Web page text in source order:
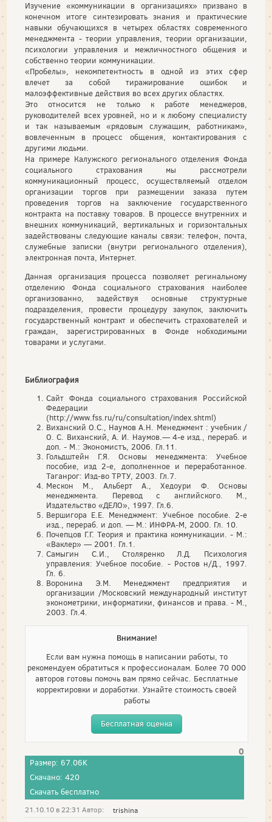
Изучение «коммуникации в организациях» призвано в
конечном итоге синтезировать знания и практические
навыки обучающихся в четырех областях современного
менеджмента - теории управления, теории организации,
психологии управления и межличностного общения и
собственно теории коммуникации.
«Пробелы», некомпетентность в одной из этих сфер
влечет за собой тиражирование ошибок и
малоэффективные действия во всех других областях.
Это относится не только к работе менеджеров,
руководителей всех уровней, но и к любому специалисту
и так называемым «рядовым служащим, работникам»,
вовлеченным в процесс общения, контактирования с
другими людьми.
На примере Калужского регионального отделения Фонда
социального страхования мы рассмотрели
коммуникационный процесс, осуществляемый отделом
организации торгов при размещении заказа путем
проведения торгов на заключение государственного
контракта на поставку товаров. В процессе внутренних и
внешних коммуникаций, вертикальных и горизонтальных
задействованы следующие каналы связи: телефон, почта,
служебные записки (внутри регионального отделения),
электронная почта, Интернет.
Данная организация процесса позволяет регинальному
отделению Фонда социального страхования наиболее
организованно, задействуя основные структурные
подразделения, провести процедуру закупок, заключить
государственный контракт и обеспечить страхователей и
граждан, зарегистрированных в Фонде нобходимыми
товарами и услугами.
Библиография
Сайт Фонда социального страхования Российской
Федерации
(http://www.fss.ru/ru/consultation/index.shtml)
Виханский О.С., Наумов А.Н. Менеджмент : учебник /
О. С. Виханский, А. И. Наумов.— 4-е изд., перераб. и
доп. - М.: Экономистъ, 2006. Гл.11.
Гольдштейн Г.Я. Основы менеджмента: Учебное
пособие, изд 2-е, дополненное и переработанное.
Таганрог: Изд-во ТРТУ, 2003. Гл.7.
Мескон М., Альберт А., Хедоури Ф. Основы
менеджмента. Перевод с английского. М.,
Издательство «ДЕЛО», 1997. Гл.6.
Вершигора Е.Е. Менеджмент: Учебное пособие. 2-е
изд., перераб. и доп. — М.: ИНФРА-М, 2000. Гл. 10.
Почепцов Г.Г. Теория и практика коммуникации. - М.:
«Ваклер» — 2001. Гл.1.
Самыгин С.И., Столяренко Л.Д. Психология
управления: Учебное пособие. - Ростов н/Д., 1997.
Гл. 6.
Воронина Э.М. Менеджмент предприятия и
организации /Московский международный институт
эконометрики, информатики, финансов и права. - М.,
2003. Гл.4.
Внимание!
Если вам нужна помощь в написании работы, то
рекомендуем обратиться к профессионалам. Более 70 000
авторов готовы помочь вам прямо сейчас. Бесплатные
корректировки и доработки. Узнайте стоимость своей
работы
Бесплатная оценка
0
Размер: 67.06K
Скачано: 420
Скачать бесплатно
21.10.10 в 22:31 Автор: trishina